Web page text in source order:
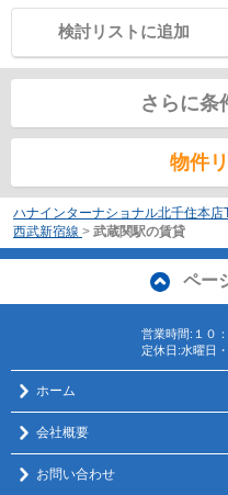
検討リストに追加
さらに条
物件
ハナインターナショナル北千住本店
西武新宿線 > 武蔵関駅の賃貸
ペー
営業時間:１０
定休日:水曜日
ホーム
会社概要
お問い合わせ